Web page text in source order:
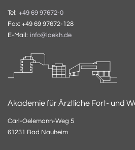
Tel: +49 69 97672-0
Fax: +49 69 97672-128
E-Mail: info@laekh.de
Akademie für Ärztliche Fort- und
Carl-Oelemann-Weg 5
61231 Bad Nauheim